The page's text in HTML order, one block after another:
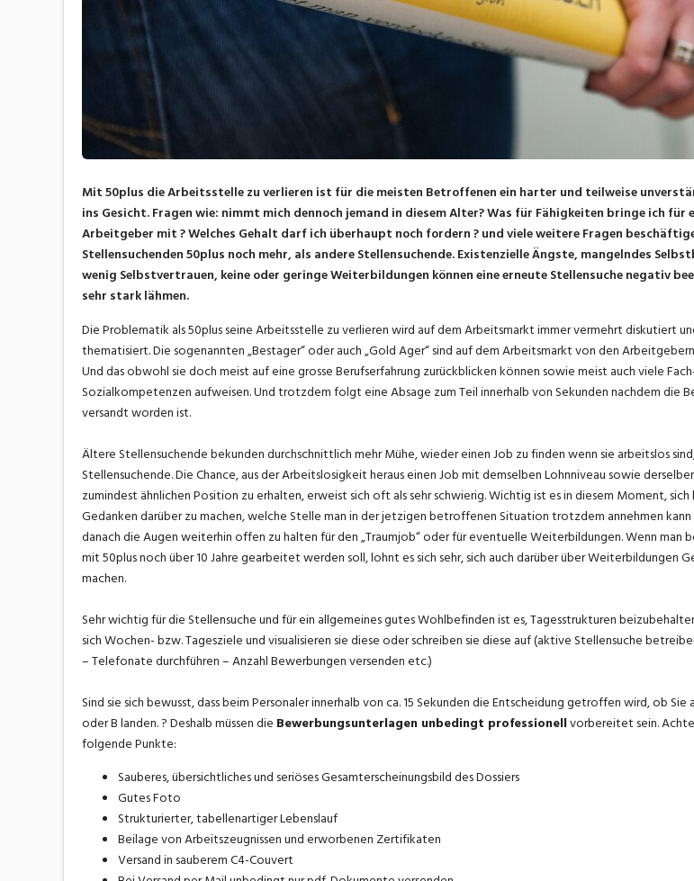
Mit 50plus die Arbeitsstelle zu verlieren ist für die meisten Betroffenen ein harter und teilweise
ins Gesicht. Fragen wie: nimmt mich dennoch jemand in diesem Alter? Was für Fähigkeiten bringe ich für
Arbeitgeber mit ? Welches Gehalt darf ich überhaupt noch fordern ? und viele weitere Fragen
Stellensuchenden 50plus noch mehr, als andere Stellensuchende. Existenzielle Ängste, mangelndes
wenig Selbstvertrauen, keine oder geringe Weiterbildungen können eine erneute Stellensuche negativ
sehr stark lähmen.
Die Problematik als 50plus seine Arbeitsstelle zu verlieren wird auf dem Arbeitsmarkt immer vermehrt diskutiert
thematisiert. Die sogenannten „Bestager“ oder auch „Gold Ager“ sind auf dem Arbeitsmarkt von den
Und das obwohl sie doch meist auf eine grosse Berufserfahrung zurückblicken können sowie meist auch viele
Sozialkompetenzen aufweisen. Und trotzdem folgt eine Absage zum Teil innerhalb von Sekunden nachdem die
versandt worden ist.
Ältere Stellensuchende bekunden durchschnittlich mehr Mühe, wieder einen Job zu finden wenn sie arbeitslos
Stellensuchende. Die Chance, aus der Arbeitslosigkeit heraus einen Job mit demselben Lohnniveau sowie
zumindest ähnlichen Position zu erhalten, erweist sich oft als sehr schwierig. Wichtig ist es in diesem Moment,
Gedanken darüber zu machen, welche Stelle man in der jetzigen betroffenen Situation trotzdem annehmen kann
danach die Augen weiterhin offen zu halten für den „Traumjob“ oder für eventuelle Weiterbildungen. Wenn man
mit 50plus noch über 10 Jahre gearbeitet werden soll, lohnt es sich sehr, sich auch darüber über Weiterbildungen
machen.
Sehr wichtig für die Stellensuche und für ein allgemeines gutes Wohlbefinden ist es, Tagesstrukturen
sich Wochen- bzw. Tagesziele und visualisieren sie diese oder schreiben sie diese auf (aktive Stellensuche
– Telefonate durchführen – Anzahl Bewerbungen versenden etc.)
Sind sie sich bewusst, dass beim Personaler innerhalb von ca. 15 Sekunden die Entscheidung getroffen wird, ob Sie
oder B landen. ? Deshalb müssen die Bewerbungsunterlagen unbedingt professionellvorbereitet sein.
folgende Punkte:
Sauberes, übersichtliches und seriöses Gesamterscheinungsbild des Dossiers
Gutes Foto
Strukturierter, tabellenartiger Lebenslauf
Beilage von Arbeitszeugnissen und erworbenen Zertifikaten
Versand in sauberem C4-Couvert